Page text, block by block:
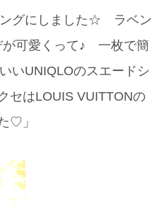
ングにしました☆ ラベン
が可愛くって♪ 一枚で簡
いUNIQLOのスエードシ
セはLOUIS VUITTONの
♡」